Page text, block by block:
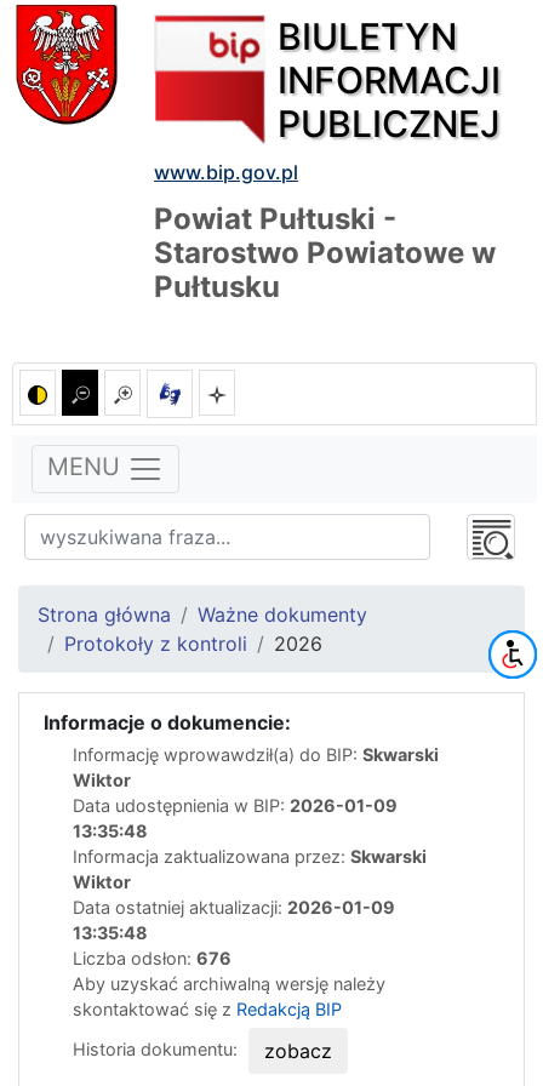
BIULETYN
INFORMACJI
PUBLICZNEJ
www.bip.gov.pl
Powiat Pułtuski -
Starostwo Powiatowe w
Pułtusku
MENU
Strona główna
Ważne dokumenty
Protokoły z kontroli
2026
Informacje o dokumencie:
Informację wprowawdził(a) do BIP: Skwarski
Wiktor
Data udostępnienia w BIP: 2026-01-09
13:35:48
Informacja zaktualizowana przez: Skwarski
Wiktor
Data ostatniej aktualizacji: 2026-01-09
13:35:48
Liczba odsłon: 676
Aby uzyskać archiwalną wersję należy
skontaktować się z Redakcją BIP
Historia dokumentu:
zobacz